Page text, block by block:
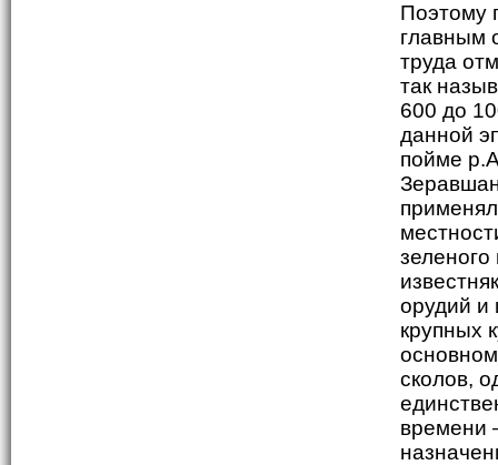
Поэтому
главным
труда
так
600 до
данной
пойме
орудий и
крупных
сколов,
времени